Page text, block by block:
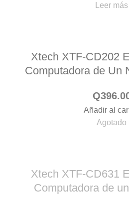
Leer más
Xtech XTF-CD202
Computadora de Un
Q
Añadir al
Agotado
Xtech XTF-CD631
Computadora de